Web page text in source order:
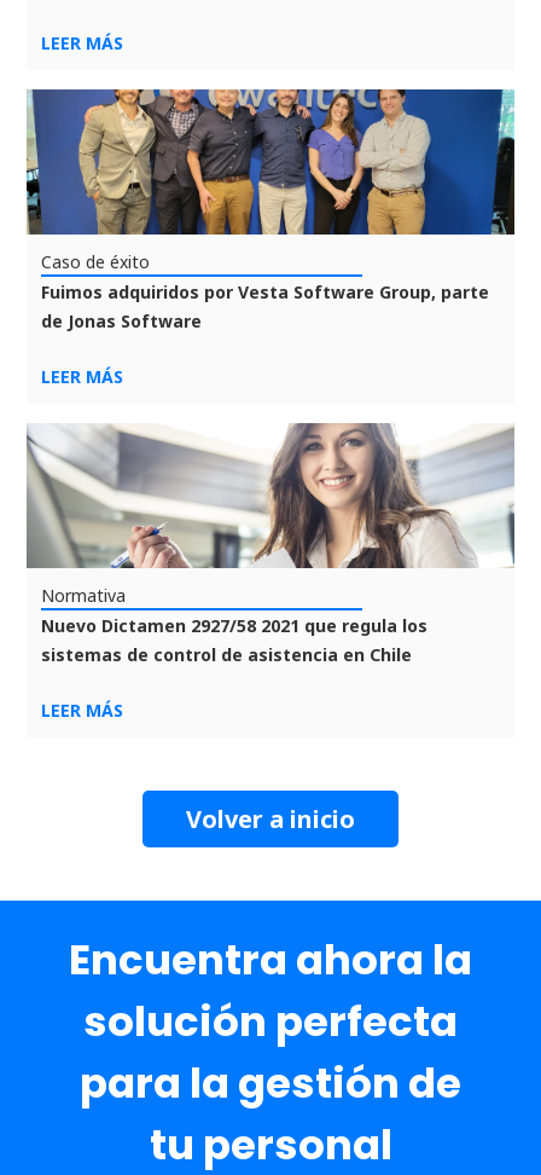
LEER MÁS
Caso de éxito
Fuimos adquiridos por Vesta Software Group, parte
de Jonas Software
LEER MÁS
Normativa
Nuevo Dictamen 2927/58 2021 que regula los
sistemas de control de asistencia en Chile
LEER MÁS
Volver a inicio
Encuentra ahora la
solución perfecta
para la gestión de
tu personal